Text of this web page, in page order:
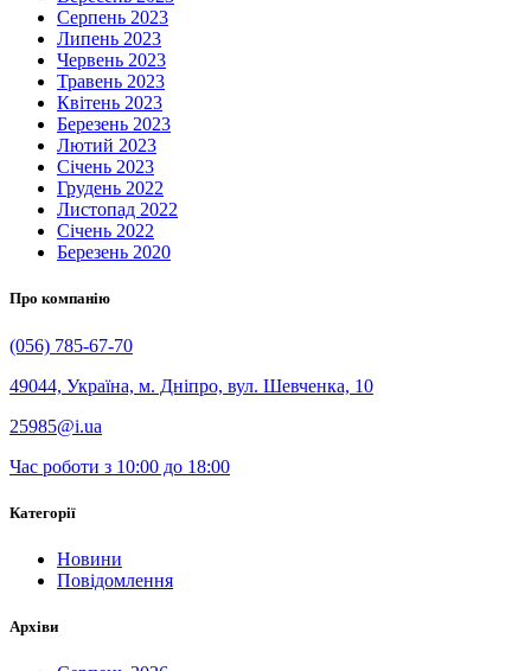
Серпень 2023
Липень 2023
Червень 2023
Травень 2023
Квітень 2023
Березень 2023
Лютий 2023
Січень 2023
Грудень 2022
Листопад 2022
Січень 2022
Березень 2020
Про компанію
(056) 785-67-70
49044, Україна, м. Дніпро, вул. Шевченка, 10
25985@i.ua
Час роботи з 10:00 до 18:00
Категорії
Новини
Повідомлення
Архіви